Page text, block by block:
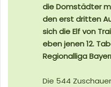
die Domstädter
den erst dritten
sich die Elf von
eben jenen 12.
Regionalliga
Die 544